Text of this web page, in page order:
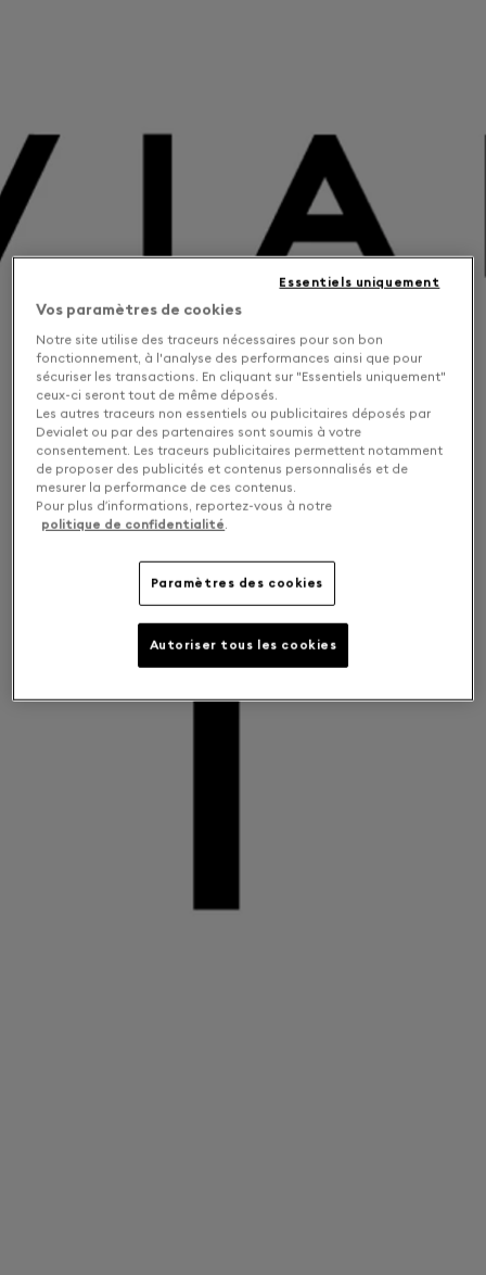
Vos paramètres de cookies
Notre site utilise des traceurs nécessaires pour son bon
fonctionnement, à l'analyse des performances ainsi que pour
sécuriser les transactions. En cliquant sur "Essentiels uniquement"
ceux-ci seront tout de même déposés.
Les autres traceurs non essentiels ou publicitaires déposés par
Devialet ou par des partenaires sont soumis à votre
consentement. Les traceurs publicitaires permettent notamment
de proposer des publicités et contenus personnalisés et de
mesurer la performance de ces contenus.
Pour plus d’informations, reportez-vous à notre
politique de confidentialité.
Paramètres des cookies
Essentiels uniquement
Autoriser tous les cookies